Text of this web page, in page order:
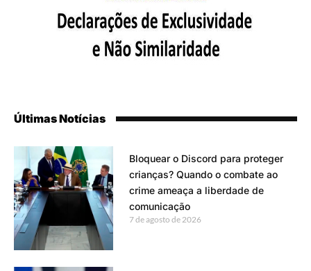
Últimas Notícias
Bloquear o Discord para proteger
crianças? Quando o combate ao
crime ameaça a liberdade de
comunicação
7 de agosto de 2026